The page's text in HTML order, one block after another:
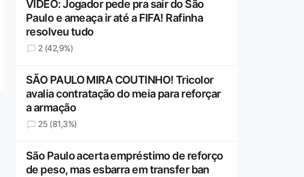
VÍDEO: Jogador pede pra sair do São
Paulo e ameaça ir até a FIFA! Rafinha
resolveu tudo
2 (42,9%)
SÃO PAULO MIRA COUTINHO! Tricolor
avalia contratação do meia para reforçar
a armação
25 (81,3%)
São Paulo acerta empréstimo de reforço
de peso, mas esbarra em transfer ban